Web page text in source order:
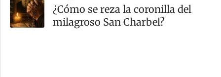
¿Cómo se reza la coronilla del
milagroso San Charbel?